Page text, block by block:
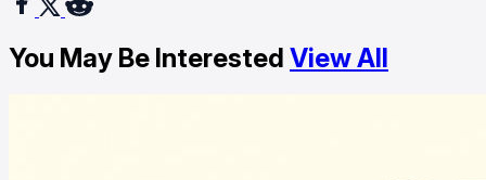
You May Be Interested View All